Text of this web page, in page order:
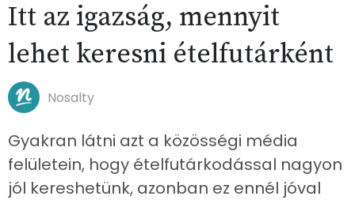
Itt az igazság, mennyit
lehet keresni ételfutárként
Nosalty
Gyakran látni azt a közösségi média
felületein, hogy ételfutárkodással nagyon
jól kereshetünk, azonban ez ennél jóval